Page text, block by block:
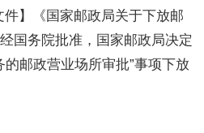
】《国家邮政局关于下放邮
国务院批准，国家邮政局决定
邮政营业场所审批”事项下放